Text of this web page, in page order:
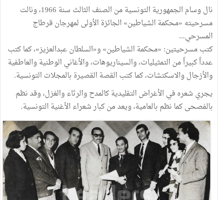
نال وسام الجمهورية التونسية من الصنف الثالث سنة 1966، ونالت
مسرحيته «محكمة الشياطين» الجائزة الأولى لمهرجان قرطاج
المسرحي...
كتب مسرحيتين: «محكمة الشياطين» و«السلطان عبدالعزيز»، كما كتب
عدداً كبيراً من التمثيليات، والسيناريوهات، والأغاني الوطنية والعاطفية
والأزجال والاسكتشات، كما كتب القصة القصيرة بالمجلات التونسية.
يجري شعره في الأغراض التقليدية كالمدح والرثاء والغزل، وقد نظم
بالفصحى كما نظم بالعامية، ويعد من كبار شعراء الأغنية التونسية.